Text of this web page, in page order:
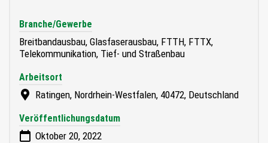
Branche/Gewerbe
Breitbandausbau, Glasfaserausbau, FTTH, FTTX,
Telekommunikation, Tief- und Straßenbau
Arbeitsort
Ratingen, Nordrhein-Westfalen, 40472, Deutschland
Veröffentlichungsdatum
Oktober 20, 2022